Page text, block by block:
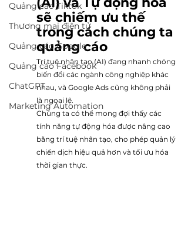
Quảng cáo Tiktok
Thương mại điện tử
Quảng cáo Google
Quảng cáo Facebook
ChatGPT
Marketing Automation
sẽ chiếm ưu thế
trong cách chúng ta
quảng cáo
Trí tuệ nhân tạo (AI) đang nhanh chóng
biến đổi các ngành công nghiệp khác
nhau, và Google Ads cũng không phải
là ngoại lệ.
Chúng ta có thể mong đợi thấy các
tính năng tự động hóa được nâng cao
bằng trí tuệ nhân tạo, cho phép quản lý
chiến dịch hiệu quả hơn và tối ưu hóa
thời gian thực.